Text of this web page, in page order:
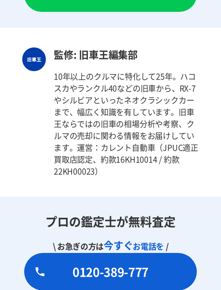
監修: 旧車王編集部
10年以上のクルマに特化して25年。ハコ
スカやランクル40などの旧車から、RX-7
やシルビアといったネオクラシックカー
まで、幅広く知識を有しています。旧車
王ならではの旧車の相場分析や考察、ク
ルマの売却に関わる情報をお届けしてい
ます。運営：カレント自動車（JPUC適正
買取店認定、約款16KH10014 / 約款
22KH00023）
プロの鑑定士が無料査定
\ お急ぎの方は今すぐお電話を /
0120-389-777